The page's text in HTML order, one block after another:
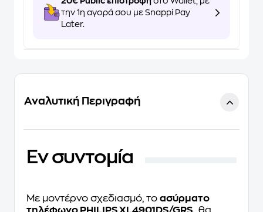
την 1η αγορά σου με Snappi Pay
Later.
Αναλυτική Περιγραφή
Eν συντομία
Με μοντέρνο σχεδιασμό, το ασύρματο
τηλέφωνο PHILIPS XL4901DS/GRS , θα